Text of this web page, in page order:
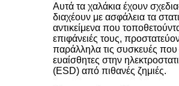
Αυτά τα χαλάκια έχουν
διαχέουν με ασφάλεια τα
αντικείμενα που
επιφάνειές τους,
παράλληλα τις συσκευές που
ευαίσθητες στην
(ESD) από πιθανές ζημιές.